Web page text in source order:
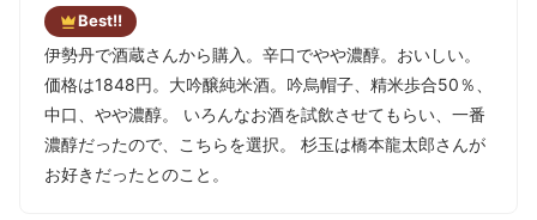
Best!!
伊勢丹で酒蔵さんから購入。辛口でやや濃醇。おいしい。
価格は1848円。大吟醸純米酒。吟烏帽子、精米歩合50％、
中口、やや濃醇。 いろんなお酒を試飲させてもらい、一番
濃醇だったので、こちらを選択。 杉玉は橋本龍太郎さんが
お好きだったとのこと。